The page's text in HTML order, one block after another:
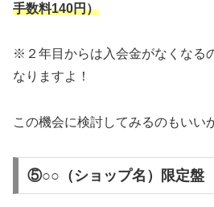
手数料140円）
※２年目からは入会金がなくなる
なりますよ！
この機会に検討してみるのもいい
⑤○○（ショップ名）限定盤